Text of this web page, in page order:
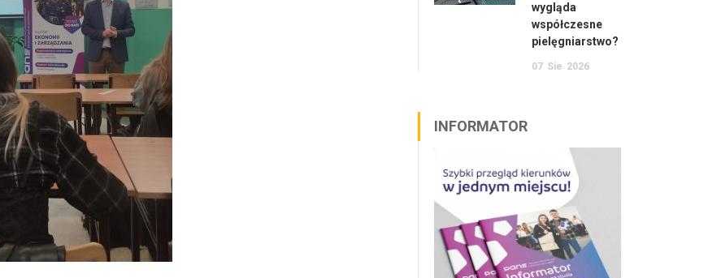
wygląda
współczesne
pielęgniarstwo?
07 Sie 2026
INFORMATOR